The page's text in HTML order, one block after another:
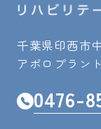
千葉県印西市
アポロプラン
0476-